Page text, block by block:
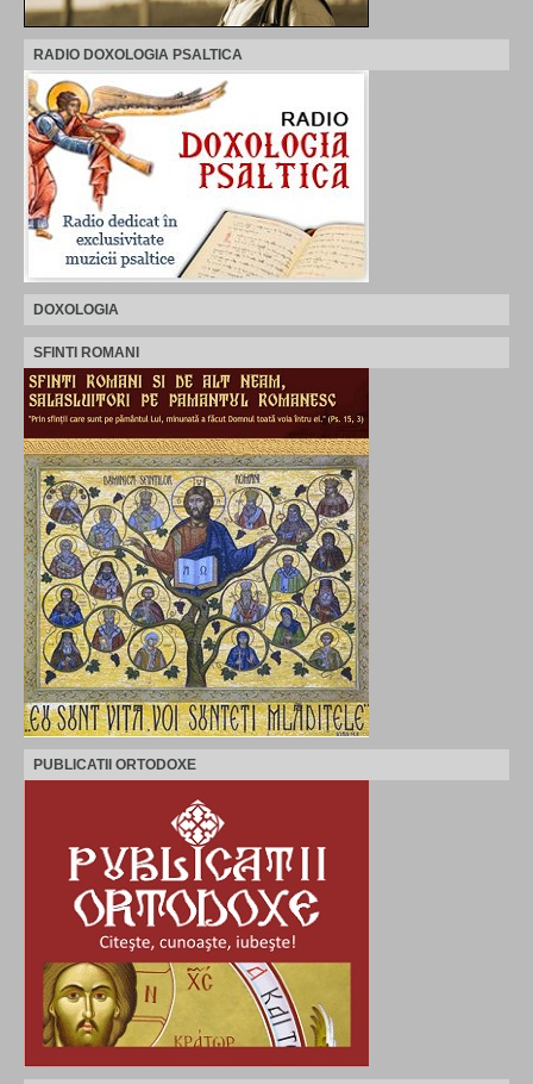
RADIO DOXOLOGIA PSALTICA
DOXOLOGIA
SFINTI ROMANI
PUBLICATII ORTODOXE